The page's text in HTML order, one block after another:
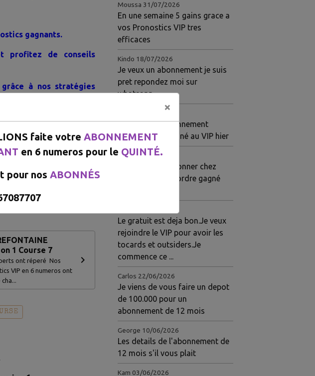
gagnants.
profitez de conseils
à nos stratégies
1 Course 7
ont réperé Nos
VIP en 6 numeros ont
Moussa 31/07/2026
En une semaine 5 gains grace a
vos Pronostics VIP tres
efficaces
Kindo 18/07/2026
Je veux un abonnement je suis
pret repondez moi sur
whatsapp
Meilleur site abonnement
Quarté ordre gagné au VIP hier
Gloire 03/07/2026
Je viens de m'abonner chez
eux.pour 1 mois.ordre gagné
23/06/2026
Le gratuit est deja bon.Je veux
rejoindre le VIP pour avoir les
tocards et outsiders.Je
commence ce ...
Carlos 22/06/2026
Je viens de vous faire un depot
de 100.000 pour un
abonnement de 12 mois
George 10/06/2026
Les details de l'abonnement de
12 mois s'il vous plait
Kam 03/06/2026
×
faite votre ABONNEMENT
en 6 numeros pour le QUINTÉ.
pour nos ABONNÉS